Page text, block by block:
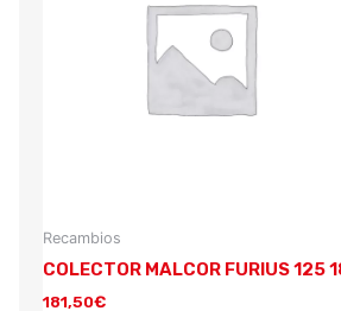
Recambios
COLECTOR MALCOR FURIUS 125
181,50€